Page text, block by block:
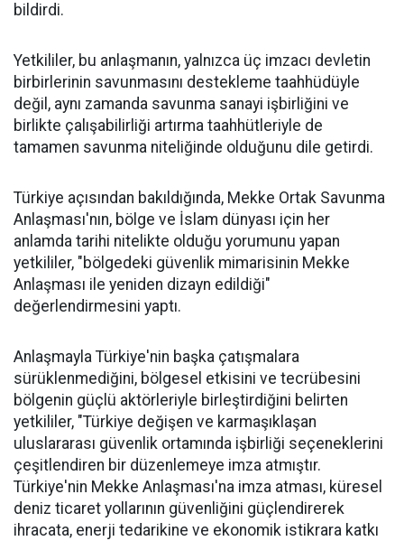
bildirdi.
Yetkililer, bu anlaşmanın, yalnızca üç imzacı devletin
birbirlerinin savunmasını destekleme taahhüdüyle
değil, aynı zamanda savunma sanayi işbirliğini ve
birlikte çalışabilirliği artırma taahhütleriyle de
tamamen savunma niteliğinde olduğunu dile getirdi.
Türkiye açısından bakıldığında, Mekke Ortak Savunma
Anlaşması'nın, bölge ve İslam dünyası için her
anlamda tarihi nitelikte olduğu yorumunu yapan
yetkililer, "bölgedeki güvenlik mimarisinin Mekke
Anlaşması ile yeniden dizayn edildiği"
değerlendirmesini yaptı.
Anlaşmayla Türkiye'nin başka çatışmalara
sürüklenmediğini, bölgesel etkisini ve tecrübesini
bölgenin güçlü aktörleriyle birleştirdiğini belirten
yetkililer, "Türkiye değişen ve karmaşıklaşan
uluslararası güvenlik ortamında işbirliği seçeneklerini
çeşitlendiren bir düzenlemeye imza atmıştır.
Türkiye'nin Mekke Anlaşması'na imza atması, küresel
deniz ticaret yollarının güvenliğini güçlendirerek
ihracata, enerji tedarikine ve ekonomik istikrara katkı